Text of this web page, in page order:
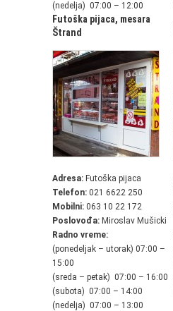
(nedelja) 07:00 – 12:00
Futoška pijaca, mesara
Štrand
Adresa: Futoška pijaca
Telefon: 021 6622 250
Mobilni: 063 10 22 172
Poslovođa: Miroslav Mušicki
Radno vreme:
(ponedeljak – utorak) 07:00 –
15:00
(sreda – petak) 07:00 – 16:00
(subota) 07:00 – 14:00
(nedelja) 07:00 – 13:00